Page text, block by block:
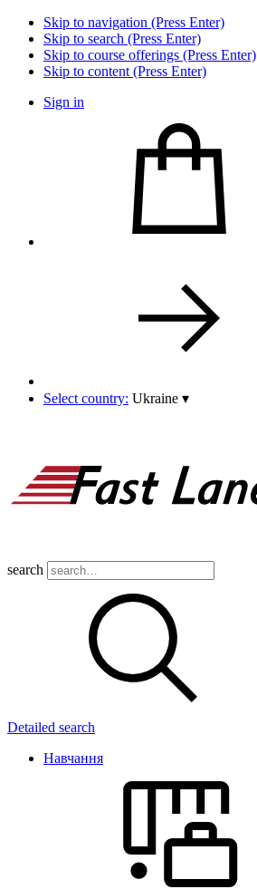
Skip to navigation (Press Enter)
Skip to search (Press Enter)
Skip to course offerings (Press Enter)
Skip to content (Press Enter)
Sign in
Select country: Ukraine ▾
search
Detailed search
Навчання